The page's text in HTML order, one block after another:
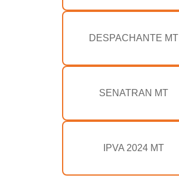
DESPACHANTE MT
SENATRAN MT
IPVA 2024 MT